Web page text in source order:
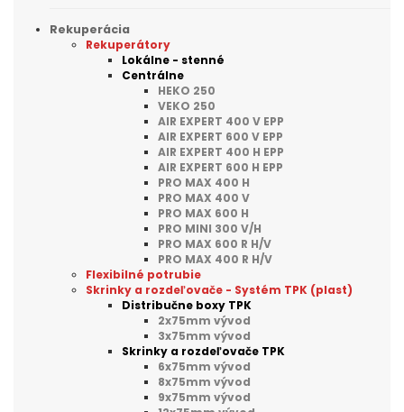
Rekuperácia
Rekuperátory
Lokálne - stenné
Centrálne
HEKO 250
VEKO 250
AIR EXPERT 400 V EPP
AIR EXPERT 600 V EPP
AIR EXPERT 400 H EPP
AIR EXPERT 600 H EPP
PRO MAX 400 H
PRO MAX 400 V
PRO MAX 600 H
PRO MINI 300 V/H
PRO MAX 600 R H/V
PRO MAX 400 R H/V
Flexibilné potrubie
Skrinky a rozdeľovače - Systém TPK (plast)
Distribučne boxy TPK
2x75mm vývod
3x75mm vývod
Skrinky a rozdeľovače TPK
6x75mm vývod
8x75mm vývod
9x75mm vývod